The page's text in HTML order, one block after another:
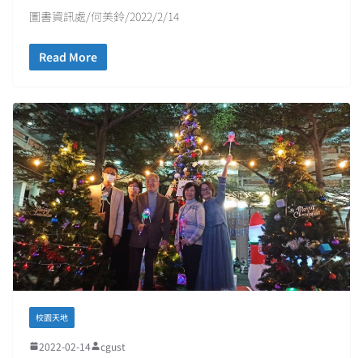
圖書資訊處/何美鈴/2022/2/14
Read More
校園天地
2022-02-14 cgust